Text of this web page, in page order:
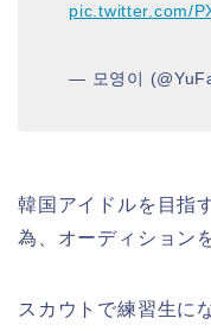
pic.twitter.com/
— 모영이
韓国アイドルを目指
為、オーディション
スカウトで練習生に